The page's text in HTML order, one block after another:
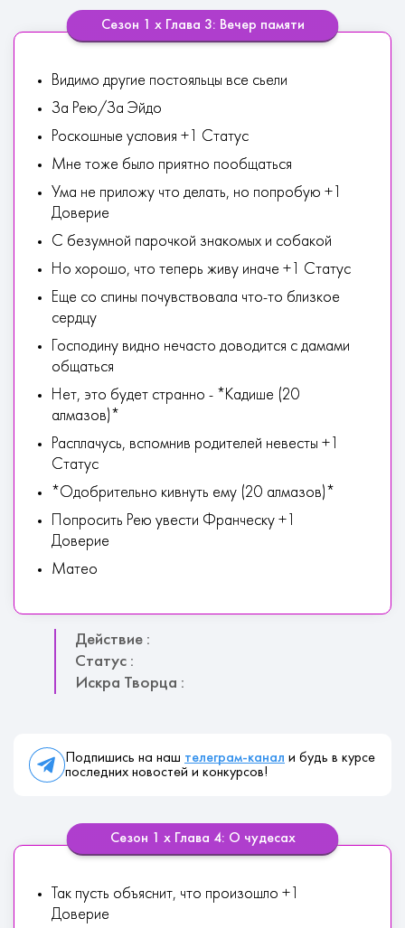
Сезон 1 х Глава 3: Вечер памяти
Видимо другие постояльцы все сьели
За Рею/За Эйдо
Роскошные условия +1 Статус
Мне тоже было приятно пообщаться
Ума не приложу что делать, но попробую +1
Доверие
С безумной парочкой знакомых и собакой
Но хорошо, что теперь живу иначе +1 Статус
Еще со спины почувствовала что-то близкое
сердцу
Господину видно нечасто доводится с дамами
общаться
Нет, это будет странно - *Кадише (20
алмазов)*
Расплачусь, вспомнив родителей невесты +1
Статус
*Одобрительно кивнуть ему (20 алмазов)*
Попросить Рею увести Франческу +1
Доверие
Матео
Действие :
Статус :
Искра Творца :
Подпишись на наш телеграм-канал и будь в курсе
последних новостей и конкурсов!
Сезон 1 х Глава 4: О чудесах
Так пусть объяснит, что произошло +1
Доверие